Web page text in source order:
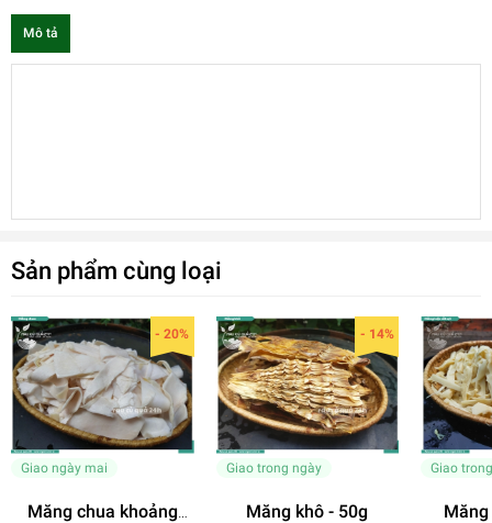
Mô tả
Sản phẩm cùng loại
- 20%
Giao ngày mai
Măng chua khoảng
- 14%
Giao trong ngày
Măng khô - 50g
Giao